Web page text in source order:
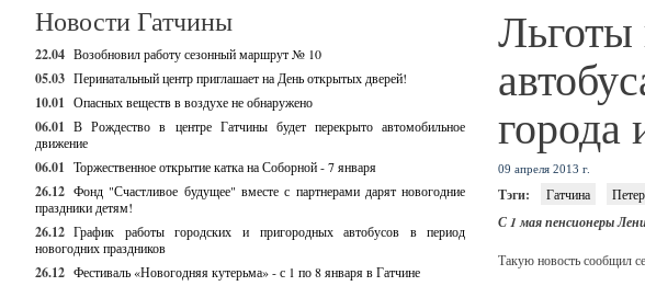
Новости Гатчины
22.04 Возобновил работу сезонный маршрут № 10
05.03 Перинатальный центр приглашает на День открытых дверей!
10.01 Опасных веществ в воздухе не обнаружено
06.01 В Рождество в центре Гатчины будет перекрыто автомобильное
движение
06.01 Торжественное открытие катка на Соборной - 7 января
26.12 Фонд "Счастливое будущее" вместе с партнерами дарят новогодние
праздники детям!
26.12 График работы городских и пригородных автобусов в период
новогодних праздников
26.12 Фестиваль «Новогодняя кутерьма» - с 1 по 8 января в Гатчине
Льготы
города
09 апреля 2013 г.
Тэги: Гатчина
С 1 мая пенсионеры
Такую новость сообщил